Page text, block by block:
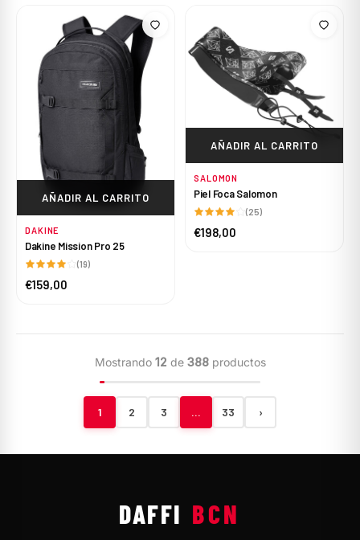
AÑADIR AL CARRITO
DAKINE
Dakine Mission Pro 25
(19)
€159,00
AÑADIR AL CARRITO
SALOMON
Piel Foca Salomon
(25)
€198,00
Mostrando 12 de 388productos
1 2 3 … 33 ›
DAFFI BCN